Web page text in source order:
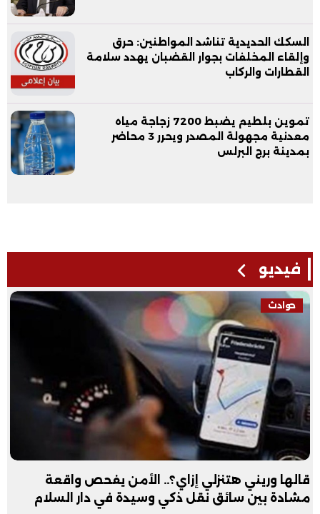
السكك الحديدية تناشد المواطنين: حرق
وإلقاء المخلفات بجوار القضبان يهدد سلامة
القطارات والركاب
تموين بلطيم يضبط 7200 زجاجة مياه
معدنية مجهولة المصدر ويحرر 3 محاضر
بمدينة برج البرلس
فيديو
حوادث
قالها وريني هتنزلي إزاي؟.. الأمن يفحص واقعة
مشادة بين سائق نقل ذكي وسيدة في دار السلام